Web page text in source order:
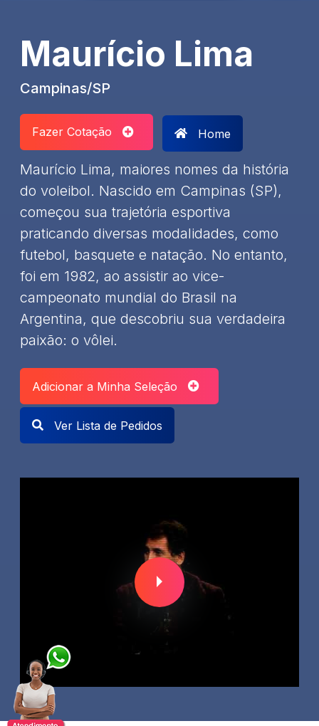
Maurício Lima
Campinas/SP
Fazer Cotação Home
Maurício Lima, maiores nomes da história
do voleibol. Nascido em Campinas (SP),
começou sua trajetória esportiva
praticando diversas modalidades, como
futebol, basquete e natação. No entanto,
foi em 1982, ao assistir ao vice-
campeonato mundial do Brasil na
Argentina, que descobriu sua verdadeira
paixão: o vôlei.
Adicionar a Minha Seleção
Ver Lista de Pedidos